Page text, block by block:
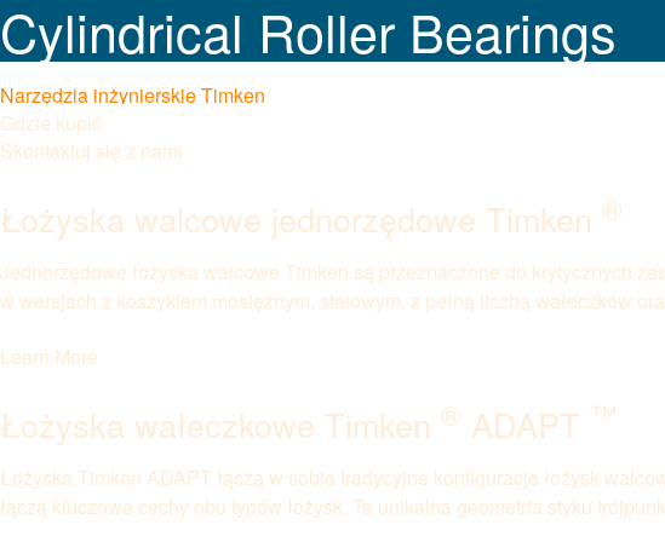
Cylindrical Roller Bearings
Narzędzia inżynierskie Timken
Gdzie kupić
Skontaktuj się z nami
Łożyska walcowe jednorzędowe Timken ®
Jednorzędowe łożyska walcowe Timken są przeznaczone do krytycznych
w wersjach z koszykiem mosiężnym, stalowym, z pełną liczbą wałeczków
Learn More
Łożyska wałeczkowe Timken ® ADAPT ™
Łożyska Timken ADAPT łączą w sobie tradycyjne konfiguracje łożysk
łączą kluczowe cechy obu typów łożysk. Ta unikalna geometria styku